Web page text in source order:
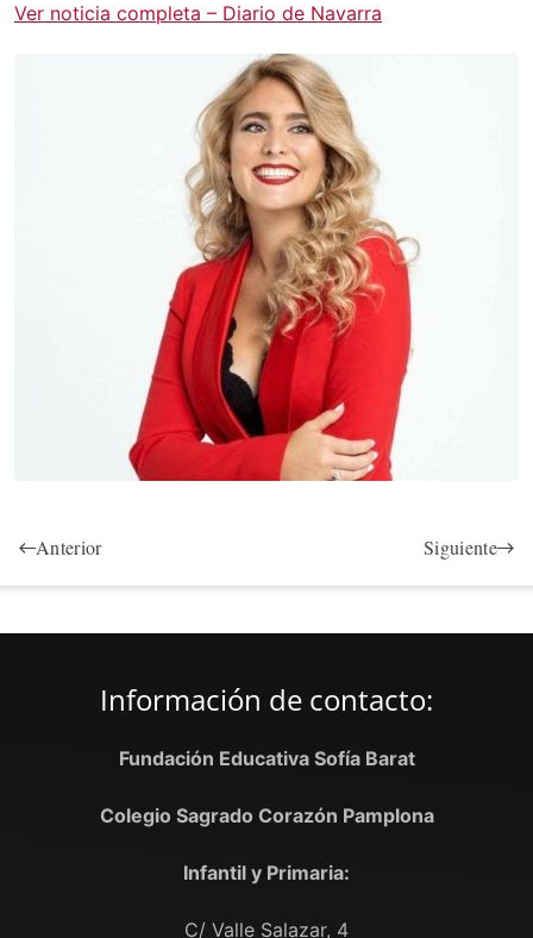
Ver noticia completa – Diario de Navarra
Anterior Siguiente
Información de contacto:
Fundación Educativa Sofía Barat
Colegio Sagrado Corazón Pamplona
Infantil y Primaria:
C/ Valle Salazar, 4